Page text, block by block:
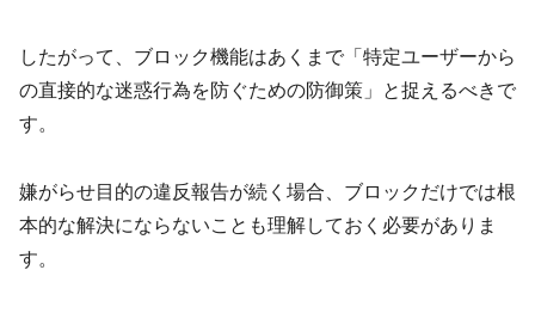
したがって、ブロック機能はあくまで「特定ユーザーから
の直接的な迷惑行為を防ぐための防御策」と捉えるべきで
す。
嫌がらせ目的の違反報告が続く場合、ブロックだけでは根
本的な解決にならないことも理解しておく必要がありま
す。